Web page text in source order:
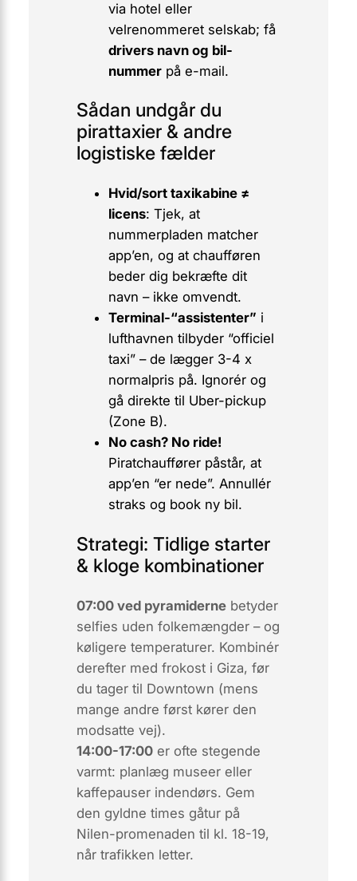
via hotel eller
velrenommeret selskab; få
drivers navn og bil-
nummerpå e-mail.
Sådan undgår du
pirattaxier & andre
logistiske fælder
Hvid/sort taxikabine ≠
licens: Tjek, at
nummerpladen matcher
app’en, og at chaufføren
beder dig bekræfte dit
navn – ikke omvendt.
Terminal-“assistenter” i
lufthavnen tilbyder “officiel
taxi” – de lægger 3-4 x
normalpris på. Ignorér og
gå direkte til Uber-pickup
(Zone B).
No cash? No ride!
Piratchauffører påstår, at
app’en “er nede”. Annullér
straks og book ny bil.
Strategi: Tidlige starter
& kloge kombinationer
07:00 ved pyramidernebetyder
selfies uden folkemængder – og
køligere temperaturer. Kombinér
derefter med frokost i Giza, før
du tager til Downtown (mens
mange andre først kører den
modsatte vej).
14:00-17:00er ofte stegende
varmt: planlæg museer eller
kaffepauser indendørs. Gem
den gyldne times gåtur på
Nilen-promenaden til kl. 18-19,
når trafikken letter.